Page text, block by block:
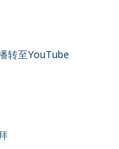
转至YouTube